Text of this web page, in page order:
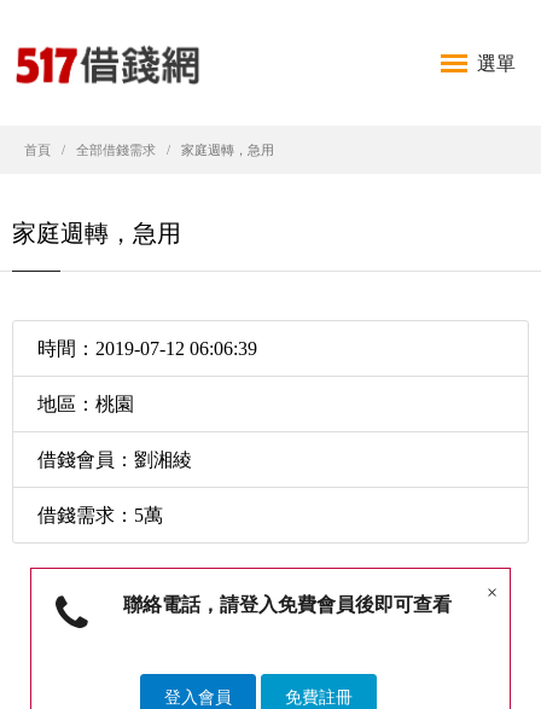
選單
首頁 全部借錢需求 家庭週轉，急用
家庭週轉，急用
時間：2019-07-12 06:06:39
地區：桃園
借錢會員：劉湘綾
借錢需求：5萬
×
聯絡電話，請登入免費會員後即可查看
登入會員 免費註冊